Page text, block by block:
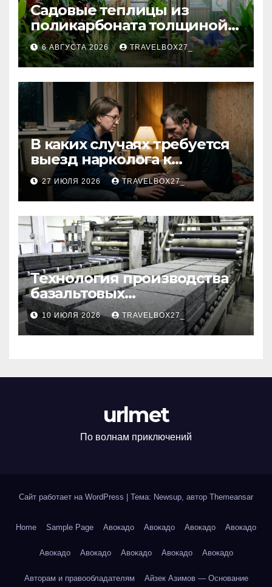
Садовые теплицы из
поликарбоната толщиной 4
и 6 мм
6 АВГУСТА 2026 TRAVELBOX27_
В каких случаях требуется
выезд нарколога к
пациенту
27 ИЮЛЯ 2026 TRAVELBOX27_
Технология производства
базальтовых
теплоизоляционных плит
по ГОСТ
10 ИЮЛЯ 2026 TRAVELBOX27_
urlmet
По волнам приключений
Сайт работает на WordPress Тема: Newsup, автор Themeansar
Home Sample Page Авокадо Авокадо Авокадо Авокадо
Авокадо Авокадо Авокадо Авокадо Авокадо
Авторам и правообладателям Айзек Азимов — Основание